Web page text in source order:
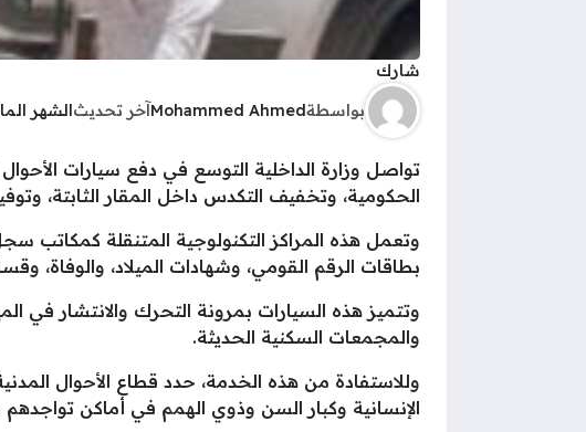
شارك
بواسطةMohammed Ahmedآخر تحديثالشهر
تواصل وزارة الداخلية التوسع في دفع سيارات
الحكومية، وتخفيف التكدس داخل المقار الثابتة،
وتعمل هذه المراكز التكنولوجية المتنقلة كمكاتب
بطاقات الرقم القومي، وشهادات الميلاد، والوفاة،
وتتميز هذه السيارات بمرونة التحرك والانتشار في
والمجمعات السكنية الحديثة.
الإنسانية وكبار السن وذوي الهمم في أماكن